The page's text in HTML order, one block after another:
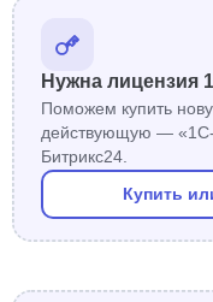
Нужна лицензия
Поможем купить
действующую — «1С-
Битрикс24.
Купить